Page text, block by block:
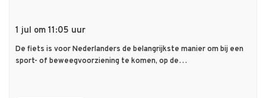
1 jul om 11:05 uur
De fiets is voor Nederlanders de belangrijkste manier om bij een
sport- of beweegvoorziening te komen, op de…